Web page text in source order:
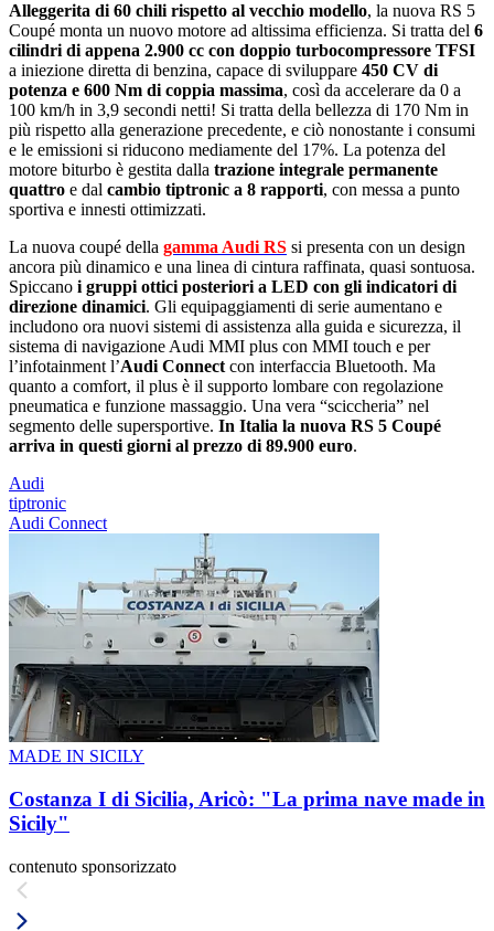
Alleggerita di 60 chili rispetto al vecchio modello, la nuova RS 5
Coupé monta un nuovo motore ad altissima efficienza. Si tratta del 6
cilindri di appena 2.900 cc con doppio turbocompressore TFSI
a iniezione diretta di benzina, capace di sviluppare 450 CV di
potenza e 600 Nm di coppia massima, così da accelerare da 0 a
100 km/h in 3,9 secondi netti! Si tratta della bellezza di 170 Nm in
più rispetto alla generazione precedente, e ciò nonostante i consumi
e le emissioni si riducono mediamente del 17%. La potenza del
motore biturbo è gestita dalla trazione integrale permanente
quattro e dal cambio tiptronic a 8 rapporti, con messa a punto
sportiva e innesti ottimizzati.
La nuova coupé della gamma Audi RS si presenta con un design
ancora più dinamico e una linea di cintura raffinata, quasi sontuosa.
Spiccano i gruppi ottici posteriori a LED con gli indicatori di
direzione dinamici. Gli equipaggiamenti di serie aumentano e
includono ora nuovi sistemi di assistenza alla guida e sicurezza, il
sistema di navigazione Audi MMI plus con MMI touch e per
lʼinfotainment lʼAudi Connect con interfaccia Bluetooth. Ma
quanto a comfort, il plus è il supporto lombare con regolazione
pneumatica e funzione massaggio. Una vera “sciccheria” nel
segmento delle supersportive. In Italia la nuova RS 5 Coupé
arriva in questi giorni al prezzo di 89.900 euro.
Audi
tiptronic
Audi Connect
MADE IN SICILY
Costanza I di Sicilia, Aricò: "La prima nave made in
Sicily"
contenuto sponsorizzato